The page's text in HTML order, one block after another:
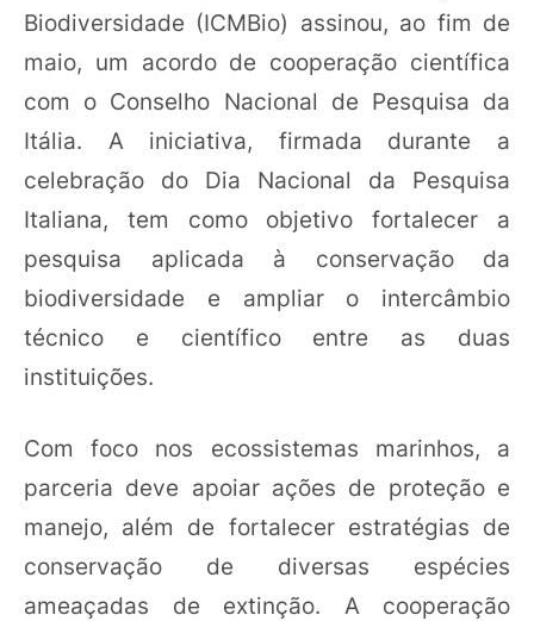
Biodiversidade (ICMBio) assinou, ao fim de
maio, um acordo de cooperação científica
com o Conselho Nacional de Pesquisa da
Itália. A iniciativa, firmada durante a
celebração do Dia Nacional da Pesquisa
Italiana, tem como objetivo fortalecer a
pesquisa aplicada à conservação da
biodiversidade e ampliar o intercâmbio
técnico e científico entre as duas
instituições.
Com foco nos ecossistemas marinhos, a
parceria deve apoiar ações de proteção e
manejo, além de fortalecer estratégias de
conservação de diversas espécies
ameaçadas de extinção. A cooperação